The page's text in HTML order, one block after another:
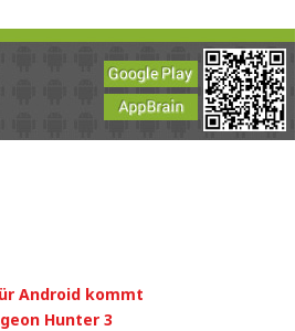
Android kommt
Hunter 3